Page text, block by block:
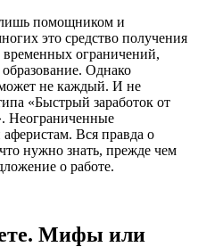
лишь помощником и
это средство получения
временных ограничений,
образование. Однако
не каждый. И не
«Быстрый заработок от
Неограниченные
Вся правда о
нужно знать, прежде чем
о работе.
Мифы или